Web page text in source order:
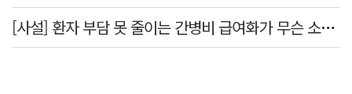
[사설] 환자 부담 못 줄이는 간병비 급여화가 무슨 소용인가